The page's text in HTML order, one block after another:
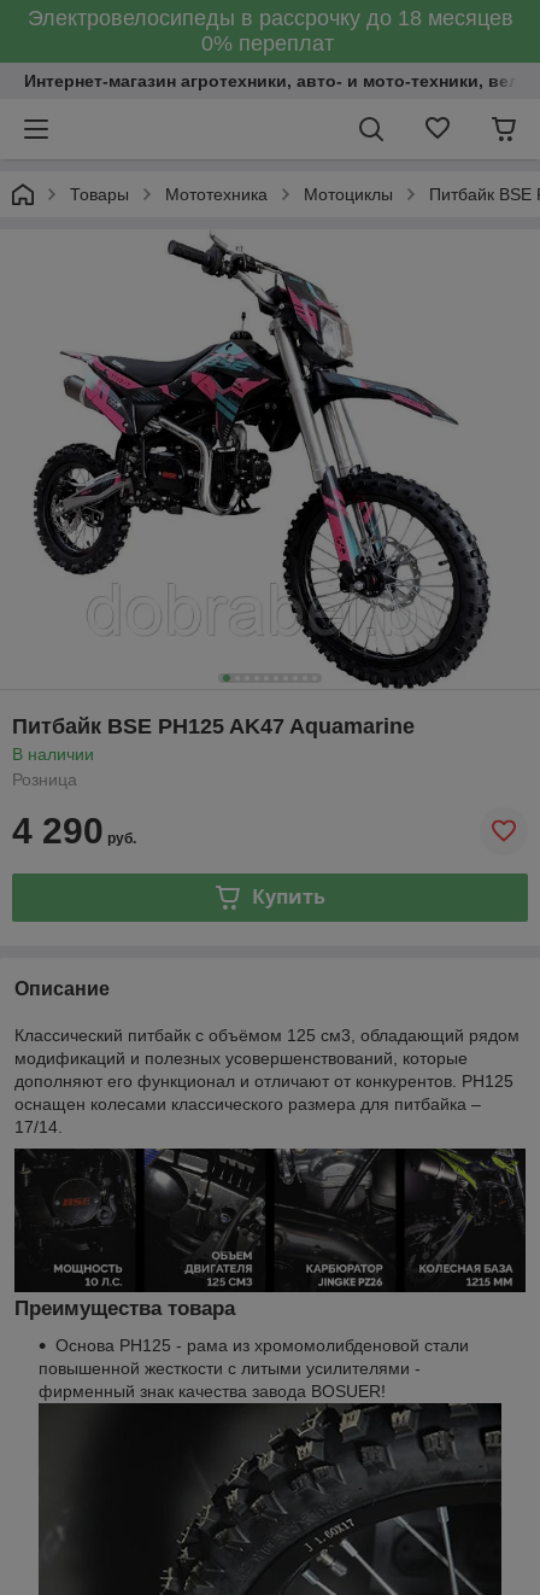
Электровелосипеды в рассрочку до 18 месяцев
0% переплат
Интернет-магазин агротехники, авто- и мото-техники,
Товары Мототехника Мотоциклы Питбайк BSE
Питбайк BSE PH125 AK47 Aquamarine
В наличии
Розница
4 290 руб.
Купить
Описание
Классический питбайк с объёмом 125 см3 , обладающий рядом
модификаций и полезных усовершенствований, которые
дополняют его функционал и отличают от конкурентов. PH125
оснащен колесами классического размера для питбайка –
17/14.
Преимущества товара
Основа PH125 - рама из хромомолибденовой стали
повышенной жесткости с литыми усилителями -
фирменный знак качества завода BOSUER!